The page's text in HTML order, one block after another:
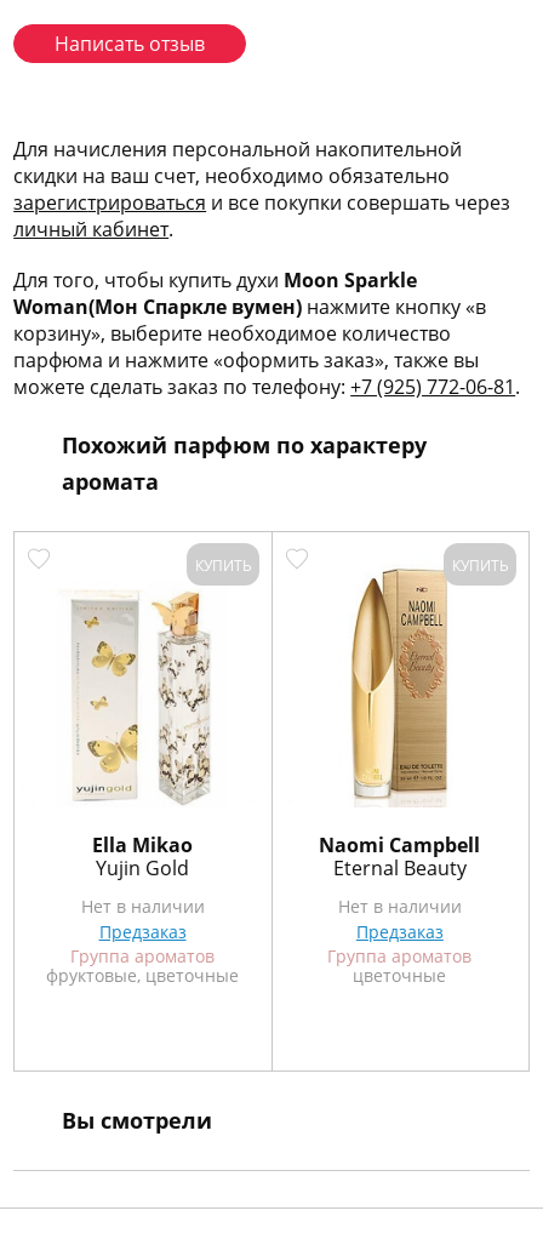
Написать отзыв
Для начисления персональной накопительной
скидки на ваш счет, необходимо обязательно
зарегистрироваться и все покупки совершать через
личный кабинет.
Для того, чтобы купить духи Moon Sparkle
Woman(Мон Спаркле вумен) нажмите кнопку «в
корзину», выберите необходимое количество
парфюма и нажмите «оформить заказ», также вы
можете сделать заказ по телефону:+7 (925) 772-06-81.
Похожий парфюм по характеру
аромата
КУПИТЬ
Ella Mikao
Yujin Gold
Нет в наличии
Предзаказ
Группа ароматов
фруктовые, цветочные
КУПИТЬ
Naomi Campbell
Eternal Beauty
Нет в наличии
Предзаказ
Группа ароматов
цветочные
Вы смотрели